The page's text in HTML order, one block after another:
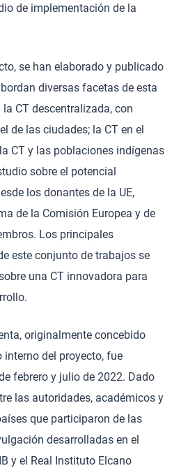
de implementación de la
se han elaborado y publicado
diversas facetas de esta
CT descentralizada, con
de las ciudades; la CT en el
CT y las poblaciones indígenas
sobre el potencial
los donantes de la UE,
de la Comisión Europea y de
Los principales
este conjunto de trabajos se
una CT innovadora para
originalmente concebido
del proyecto, fue
febrero y julio de 2022. Dado
las autoridades, académicos y
que participaron de las
desarrolladas en el
y el Real Instituto Elcano